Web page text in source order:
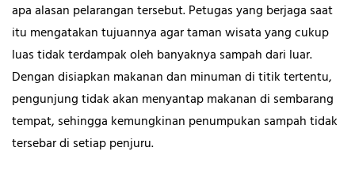
apa alasan pelarangan tersebut. Petugas yang berjaga saat
itu mengatakan tujuannya agar taman wisata yang cukup
luas tidak terdampak oleh banyaknya sampah dari luar.
Dengan disiapkan makanan dan minuman di titik tertentu,
pengunjung tidak akan menyantap makanan di sembarang
tempat, sehingga kemungkinan penumpukan sampah tidak
tersebar di setiap penjuru.